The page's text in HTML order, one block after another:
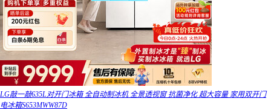
LG敲一敲635L对开门冰箱 全自动制冰机 全景透视窗 抗菌净化 超大容量 家用双开门
电冰箱S653MWW87D